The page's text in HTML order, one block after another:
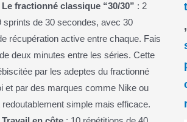
Le fractionné classique “30/30” : 2
sprints de 30 secondes, avec 30
récupération active entre chaque. Fais
deux minutes entre les séries. Cette
par les adeptes du fractionné
et par des marques comme Nike ou
simple mais efficace.
,